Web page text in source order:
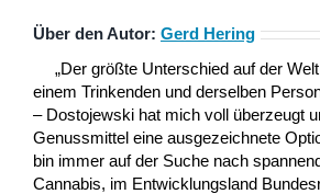
Über den Autor: Gerd Hering
„Der größte Unterschied auf der
einem Trinkenden und derselben
– Dostojewski hat mich voll überzeugt
Genussmittel eine ausgezeichnete
bin immer auf der Suche nach
Cannabis, im Entwicklungsland